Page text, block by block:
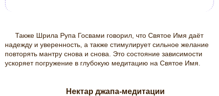
Также Шрила Рупа Госвами говорил, что Святое Имя даёт
надежду и уверенность, а также стимулирует сильное желание
повторять мантру снова и снова. Это состояние зависимости
ускоряет погружение в глубокую медитацию на Святое Имя.
Нектар джапа-медитации